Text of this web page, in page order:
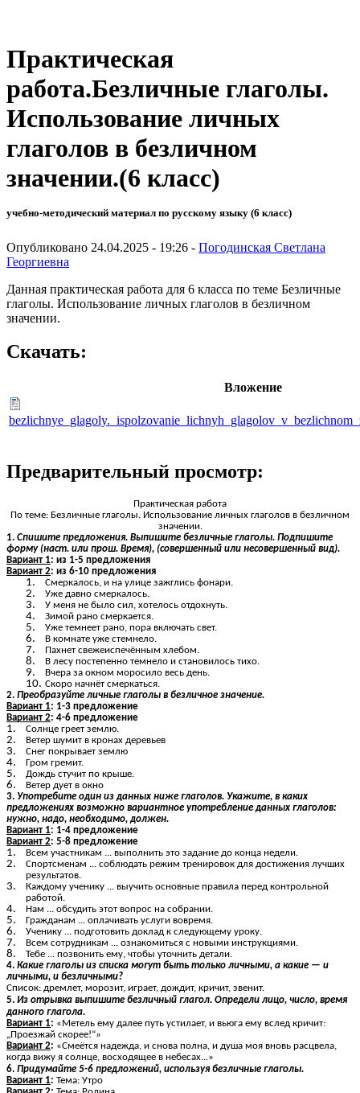
Практическая
работа.Безличные глаголы.
Использование личных
глаголов в безличном
значении.(6 класс)
учебно-методический материал по русскому языку (6 класс)
Опубликовано 24.04.2025 - 19:26 - Погодинская Светлана
Георгиевна
Данная практическая работа для 6 класса по теме Безличные
глаголы. Использование личных глаголов в безличном
значении.
Скачать:
Вложение
Предварительный просмотр:
Практическая работа
По теме: Безличные глаголы. Использование личных глаголов в безличном
значении.
1. Спишите предложения. Выпишите безличные глаголы. Подпишите
форму (наст. или прош. Время), (совершенный или несовершенный вид).
Вариант 1: из 1-5 предложения
Вариант 2: из 6-10 предложения
Смеркалось, и на улице зажглись фонари.
Уже давно смеркалось.
У меня не было сил, хотелось отдохнуть.
Зимой рано смеркается.
Уже темнеет рано, пора включать свет.
В комнате уже стемнело.
Пахнет свежеиспечённым хлебом.
В лесу постепенно темнело и становилось тихо.
Вчера за окном моросило весь день.
Скоро начнёт смеркаться.
2. Преобразуйте личные глаголы в безличное значение.
Вариант 1: 1-3 предложение
Вариант 2: 4-6 предложение
Солнце греет землю.
Ветер шумит в кронах деревьев
Снег покрывает землю
Гром гремит.
Дождь стучит по крыше.
Ветер дует в окно
3. Употребите один из данных ниже глаголов. Укажите, в каких
предложениях возможно вариантное употребление данных глаголов:
нужно, надо, необходимо, должен.
Вариант 1: 1-4 предложение
Вариант 2: 5-8 предложение
Всем участникам ... выполнить это задание до конца недели.
Спортсменам ... соблюдать режим тренировок для достижения лучших
результатов.
Каждому ученику ... выучить основные правила перед контрольной
работой.
Нам ... обсудить этот вопрос на собрании.
Гражданам ... оплачивать услуги вовремя.
Ученику ... подготовить доклад к следующему уроку.
Всем сотрудникам ... ознакомиться с новыми инструкциями.
Тебе ... позвонить ему, чтобы уточнить детали.
4. Какие глаголы из списка могут быть только личными, а какие — и
личными, и безличными?
Список: дремлет, морозит, играет, дождит, кричит, звенит.
5. Из отрывка выпишите безличный глагол. Определи лицо, число, время
данного глагола.
Вариант 1: «Метель ему далее путь устилает, и вьюга ему вслед кричит:
„Проезжай скорее!“»
Вариант 2: «Смеётся надежда, и снова полна, и душа моя вновь расцвела,
когда вижу я солнце, восходящее в небесах...»
6. Придумайте 5-6 предложений, используя безличные глаголы.
Вариант 1: Тема: Утро